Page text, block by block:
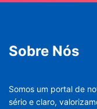
Sobre Nós
Somos um portal de
sério e claro,